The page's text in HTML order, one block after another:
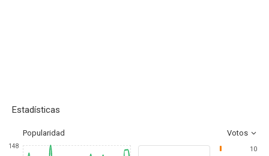
Estadísticas
Popularidad Votos
148
10